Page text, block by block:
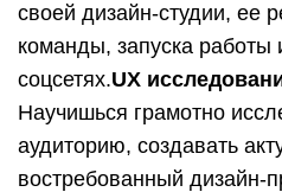
своей дизайн-студии, ее
команды, запуска работы
соцсетях.UX
Научишься грамотно
аудиторию, создавать
востребованный дизайн-